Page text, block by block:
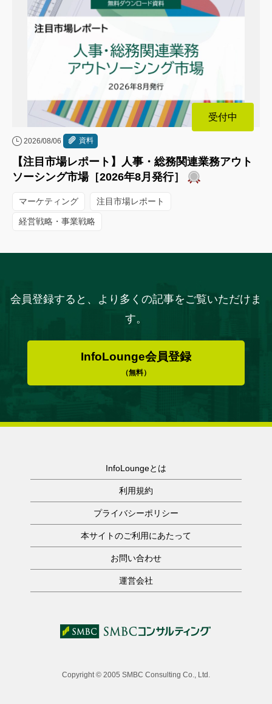
受付中
2026/08/06 資料
【注目市場レポート】人事・総務関連業務アウト
ソーシング市場［2026年8月発行］
マーケティング 注目市場レポート
経営戦略・事業戦略
会員登録すると、より多くの記事をご覧いただけま
す。
InfoLounge会員登録
（無料）
InfoLoungeとは
利用規約
プライバシーポリシー
本サイトのご利用にあたって
お問い合わせ
運営会社
Copyright © 2005 SMBC Consulting Co., Ltd.